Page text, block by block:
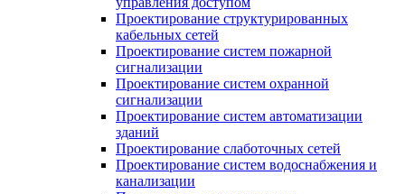
Проектирование структурированных
кабельных сетей
Проектирование систем пожарной
сигнализации
Проектирование систем охранной
сигнализации
Проектирование систем автоматизации
зданий
Проектирование слаботочных сетей
Проектирование систем водоснабжения и
канализации